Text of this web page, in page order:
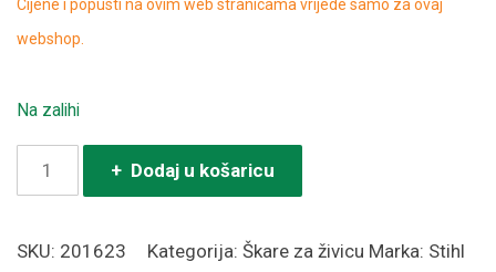
Cijene i popusti na ovim web stranicama vrijede samo za ovaj
webshop.
Na zalihi
Škare
za
STIHL
+ Dodaj u košaricu
SKU: 201623 Kategorija: Škare za živicu Marka: Stihl